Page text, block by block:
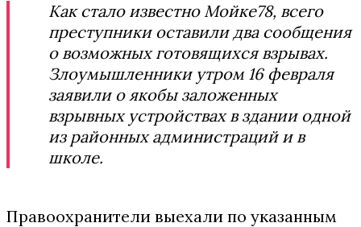
Как стало известно Мойке78, всего
преступники оставили два сообщения
о возможных готовящихся взрывах.
Злоумышленники утром 16 февраля
заявили о якобы заложенных
взрывных устройствах в здании одной
из районных администраций и в
школе.
Правоохранители выехали по указанным